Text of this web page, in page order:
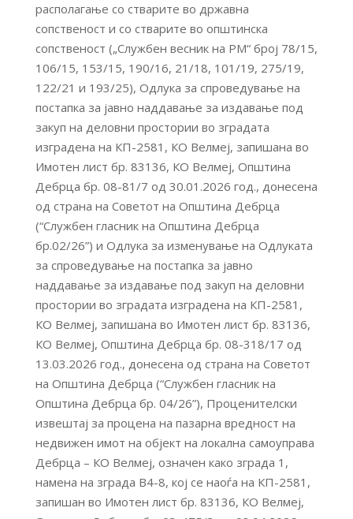
располагање со стварите во државна
сопственост и со стварите во општинска
сопственост („Службен весник на РМ“ број 78/15,
106/15, 153/15, 190/16, 21/18, 101/19, 275/19,
122/21 и 193/25), Одлука за спроведување на
постапка за јавно наддавање за издавање под
закуп на деловни простории во зградата
изградена на КП-2581, КО Велмеј, запишана во
Имотен лист бр. 83136, КО Велмеј, Општина
Дебрца бр. 08-81/7 од 30.01.2026 год., донесена
од страна на Советот на Општина Дебрца
(“Службен гласник на Општина Дебрца
бр.02/26”) и Одлука за изменување на Одлуката
за спроведување на постапка за јавно
наддавање за издавање под закуп на деловни
простории во зградата изградена на КП-2581,
КО Велмеј, запишана во Имотен лист бр. 83136,
КО Велмеј, Општина Дебрца бр. 08-318/17 од
13.03.2026 год., донесена од страна на Советот
на Општина Дебрца (“Службен гласник на
Општина Дебрца бр. 04/26”), Проценителски
извештај за процена на пазарна вредност на
недвижен имот на објект на локална самоуправа
Дебрца – КО Велмеј, означен како зграда 1,
намена на зграда В4-8, кој се наоѓа на КП-2581,
запишан во Имотен лист бр. 83136, КО Велмеј,